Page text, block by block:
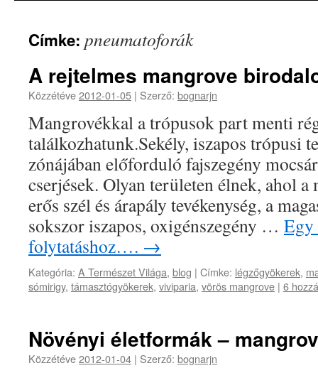
Címke: pneumatoforák
A rejtelmes mangrove
Közzétéve2012-01-05 | Szerző: bognarjn
Mangrovékkal a trópusok part menti
találkozhatunk.Sekély, iszapos trópusi
zónájában előforduló fajszegény
cserjések. Olyan területen élnek, ahol a
erős szél és árapály tevékenység, a
sokszor iszapos, oxigénszegény … Egy
folytatáshoz…. →
Kategória: A Természet Világa, blog | Címke: légzőgyökerek,
sómirigy, támasztógyökerek, viviparia, vörös mangrove | 6
Növényi életformák –
Közzétéve2012-01-04 | Szerző: bognarjn